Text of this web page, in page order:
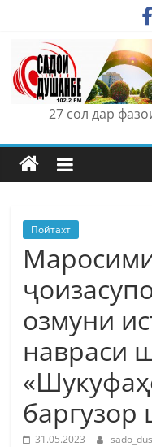
content
27 сол дар
Пойтахт
озмуни
навраси
баргузор
31.05.2023